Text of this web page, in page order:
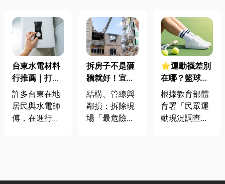
台東水電材料
行推薦｜打造
安全耐用的居
家環境
許多台東在地
居民與水電師
傅，在進行居
料行採購。除
拆房子不是砸
牆就好！宜蘭
裝潢拆除、水
泥切割施工前
必看的避坑指
結構、管線與
鄰損：拆除現
場「最危險的
混亂的環境
⭐運動襪差別
在哪？籃球、
慢跑、排球襪
挑選全攻略，
穿對了運動不
根據教育部體
育署「民眾運
動現況調查」
與各類球類運